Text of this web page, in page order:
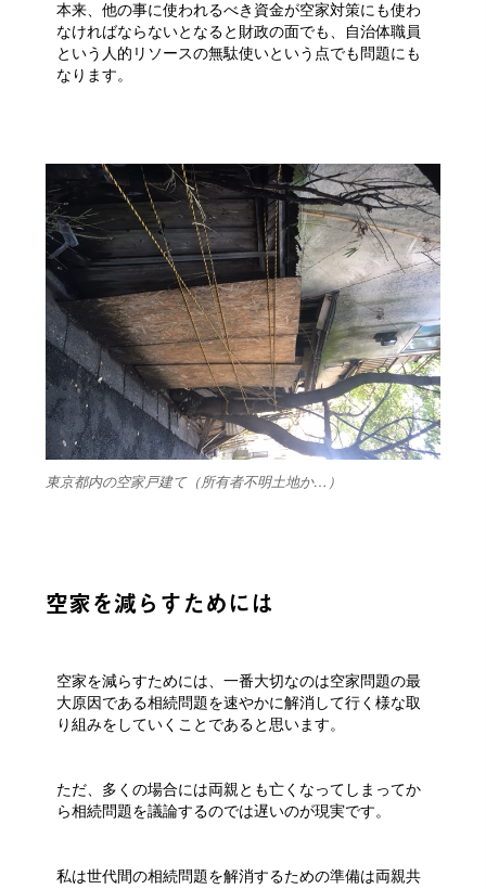
本来、他の事に使われるべき資金が空家対策にも使わ
なければならないとなると財政の面でも、自治体職員
という人的リソースの無駄使いという点でも問題にも
なります。
東京都内の空家戸建て（所有者不明土地か…）
空家を減らすためには
空家を減らすためには、一番大切なのは空家問題の最
大原因である相続問題を速やかに解消して行く様な取
り組みをしていくことであると思います。
ただ、多くの場合には両親とも亡くなってしまってか
ら相続問題を議論するのでは遅いのが現実です。
私は世代間の相続問題を解消するための準備は両親共